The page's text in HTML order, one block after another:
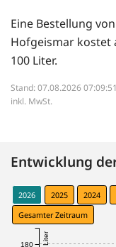
Eine Bestellung
Hofgeismar kostet
100 Liter.
Stand: 07.08.2026
inkl. MwSt.
Entwicklung
2026 2025 2024
Gesamter Zeitraum
180